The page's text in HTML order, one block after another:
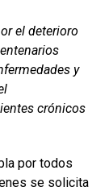
el deterioro
y
crónicos
por todos
se solicita